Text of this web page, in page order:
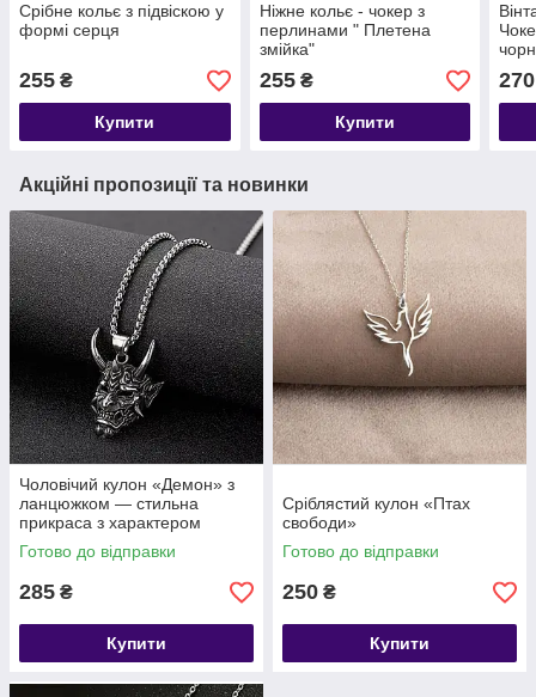
Срібне кольє з підвіскою у
формі серця
255 ₴
Купити
Ніжне кольє - чокер з
перлинами " Плетена
змійка"
255₴
Купити
270
Акційні пропозиції та новинки
Чоловічий кулон «Демон» з
ланцюжком — стильна
прикраса з характером
Готово до відправки
285 ₴
Купити
Сріблястий кулон «Птах
свободи»
Готово до відправки
250 ₴
Купити